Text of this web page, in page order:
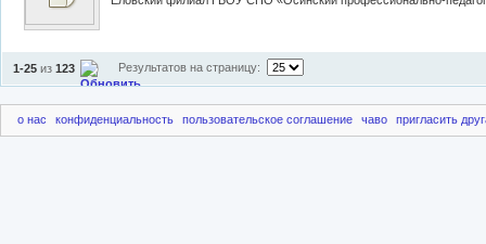
1-25 из 123 Результатов на страницу:
о нас конфиденциальность пользовательское соглашение чаво пригласить